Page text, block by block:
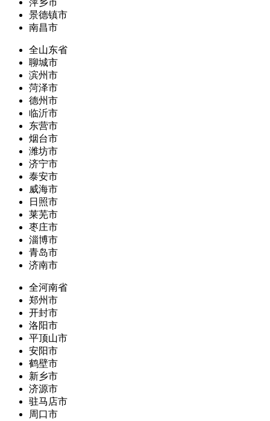
萍乡市
景德镇市
南昌市
全山东省
聊城市
滨州市
菏泽市
德州市
临沂市
东营市
烟台市
潍坊市
济宁市
泰安市
威海市
日照市
莱芜市
枣庄市
淄博市
青岛市
济南市
全河南省
郑州市
开封市
洛阳市
平顶山市
安阳市
鹤壁市
新乡市
济源市
驻马店市
周口市